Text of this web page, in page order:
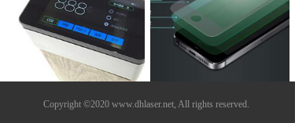
Copyright ©2020 www.dhlaser.net, All rights reserved.